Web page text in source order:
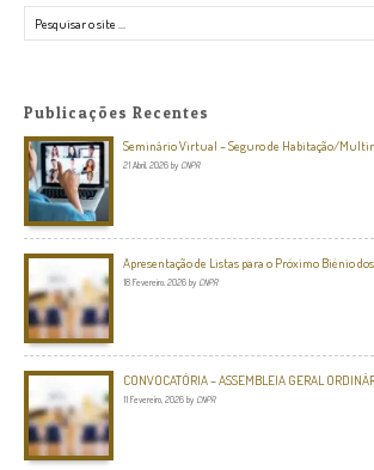
Publicações Recentes
Seminário Virtual – Seguro de Habitação/
21 Abril, 2026 by CNPR
Apresentação de Listas para o Próximo Biénio
18 Fevereiro, 2026 by CNPR
CONVOCATÓRIA – ASSEMBLEIA GERAL
11 Fevereiro, 2026 by CNPR